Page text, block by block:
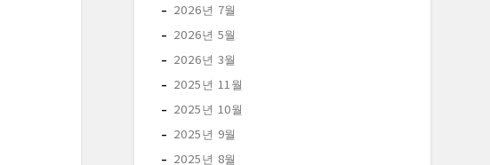
2026년 7월
2026년 5월
2026년 3월
2025년 11월
2025년 10월
2025년 9월
2025년 8월